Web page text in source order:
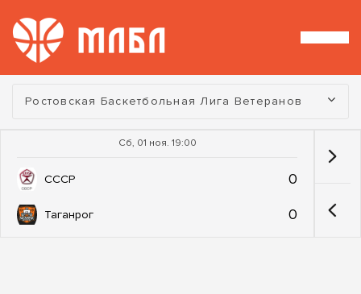
Турнир:
Ростовская Баскетбольная Лига Ветеранов
Сб, 01 ноя. 19:00
СССР 0
Таганрог 0